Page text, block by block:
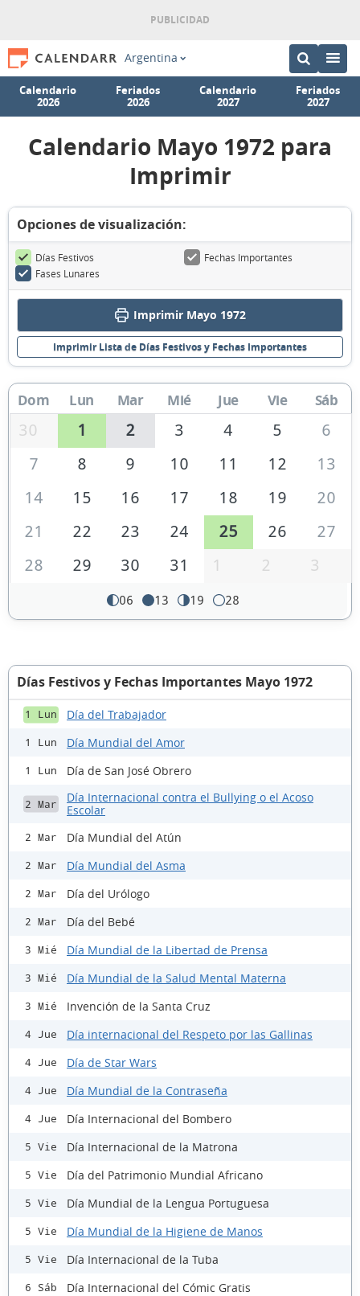
Argentina
Calendario
2026
Feriados
2026
Calendario
2027
Feriados
2027
Calendario Mayo 1972 para
Imprimir
Opciones de visualización:
Días Festivos
Fechas Importantes
Fases Lunares
Imprimir Mayo 1972
Imprimir Lista de Días Festivos y Fechas Importantes
Dom Lun Mar Mié Jue Vie Sáb
30 1 2 3 4 5
6
7
8 9 10 11 12
13
14
15 16 17 18 19
20
21
22 23 24 25 26
27
28
29 30 31 1 2 3
06 13 19 28
Días Festivos y Fechas Importantes Mayo 1972
1 Lun Día del Trabajador
1 Lun Día Mundial del Amor
1 Lun Día de San José Obrero
2 Mar
Día Internacional contra el Bullying o el Acoso
Escolar
2 Mar Día Mundial del Atún
2 Mar Día Mundial del Asma
2 Mar Día del Urólogo
2 Mar Día del Bebé
3 Mié Día Mundial de la Libertad de Prensa
3 Mié Día Mundial de la Salud Mental Materna
3 Mié Invención de la Santa Cruz
4 Jue Día internacional del Respeto por las Gallinas
4 Jue Día de Star Wars
4 Jue Día Mundial de la Contraseña
4 Jue Día Internacional del Bombero
5 Vie Día Internacional de la Matrona
5 Vie Día del Patrimonio Mundial Africano
5 Vie Día Mundial de la Lengua Portuguesa
5 Vie Día Mundial de la Higiene de Manos
5 Vie Día Internacional de la Tuba
6 Sáb Día Internacional del Cómic Gratis